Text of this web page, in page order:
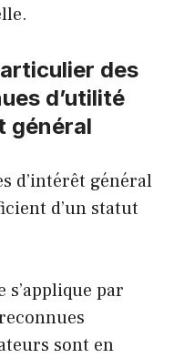
des
d’utilité
général
d’intérêt général
d’un statut
par
sont en